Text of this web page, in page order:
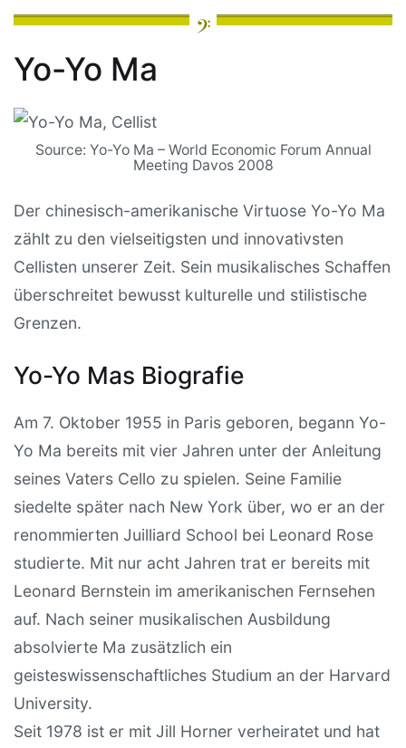
Yo-Yo Ma
Source: Yo-Yo Ma – World Economic Forum Annual
Meeting Davos 2008
Der chinesisch-amerikanische Virtuose Yo-Yo Ma
zählt zu den vielseitigsten und innovativsten
Cellisten unserer Zeit. Sein musikalisches Schaffen
überschreitet bewusst kulturelle und stilistische
Grenzen.
Yo-Yo Mas Biografie
Am 7. Oktober 1955 in Paris geboren, begann Yo-
Yo Ma bereits mit vier Jahren unter der Anleitung
seines Vaters Cello zu spielen. Seine Familie
siedelte später nach New York über, wo er an der
renommierten Juilliard School bei Leonard Rose
studierte. Mit nur acht Jahren trat er bereits mit
Leonard Bernstein im amerikanischen Fernsehen
auf. Nach seiner musikalischen Ausbildung
absolvierte Ma zusätzlich ein
geisteswissenschaftliches Studium an der Harvard
University.
Seit 1978 ist er mit Jill Horner verheiratet und hat